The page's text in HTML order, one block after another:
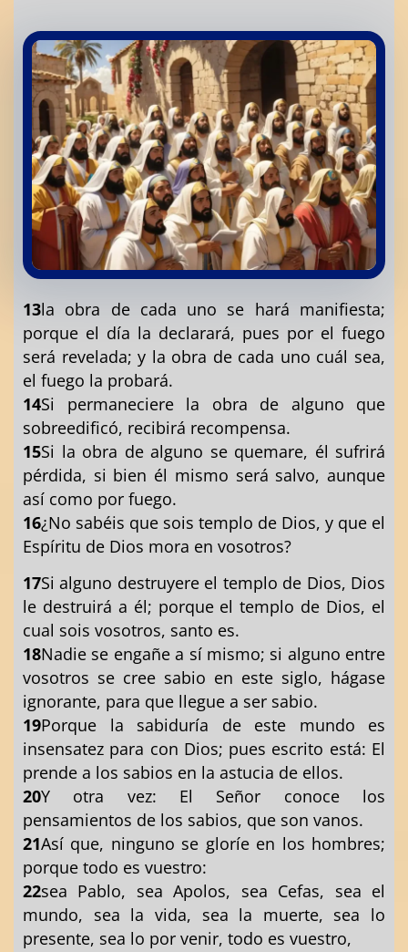
13la obra de cada uno se hará manifiesta;
porque el día la declarará, pues por el fuego
será revelada; y la obra de cada uno cuál sea,
el fuego la probará.
14Si permaneciere la obra de alguno que
sobreedificó, recibirá recompensa.
15Si la obra de alguno se quemare, él sufrirá
pérdida, si bien él mismo será salvo, aunque
así como por fuego.
16¿No sabéis que sois templo de Dios, y que el
Espíritu de Dios mora en vosotros?
17Si alguno destruyere el templo de Dios, Dios
le destruirá a él; porque el templo de Dios, el
cual sois vosotros, santo es.
18Nadie se engañe a sí mismo; si alguno entre
vosotros se cree sabio en este siglo, hágase
ignorante, para que llegue a ser sabio.
19Porque la sabiduría de este mundo es
insensatez para con Dios; pues escrito está: El
prende a los sabios en la astucia de ellos.
20Y otra vez: El Señor conoce los
pensamientos de los sabios, que son vanos.
21Así que, ninguno se gloríe en los hombres;
porque todo es vuestro:
22sea Pablo, sea Apolos, sea Cefas, sea el
mundo, sea la vida, sea la muerte, sea lo
presente, sea lo por venir, todo es vuestro,